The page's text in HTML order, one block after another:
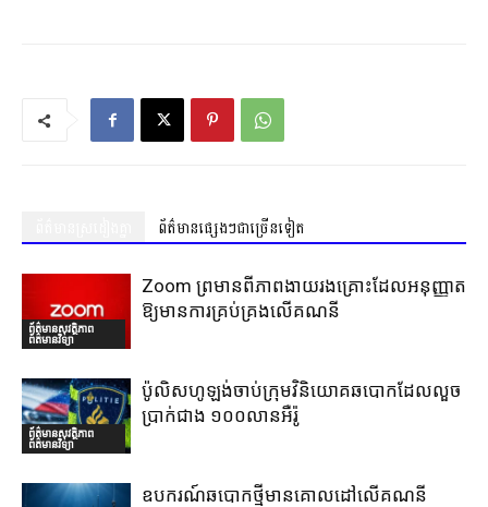
ព័ត៌មានផ្សេងៗជាច្រើនទៀត
ព័ត៌មានសុវត្ថិភាព
ព័ត៌មានវិទ្យា
Zoom ព្រមានពីភាពងាយរងគ្រោះដែលអនុញ្ញាត
ឱ្យមានការគ្រប់គ្រងលើគណនី
ព័ត៌មានសុវត្ថិភាព
ព័ត៌មានវិទ្យា
ប៉ូលិសហូឡង់ចាប់ក្រុមវិនិយោគឆបោកដែលលួច
ប្រាក់ជាង ១០០លានអឺរ៉ូ
ឧបករណ៍ឆបោកថ្មីមានគោលដៅលើគណនី